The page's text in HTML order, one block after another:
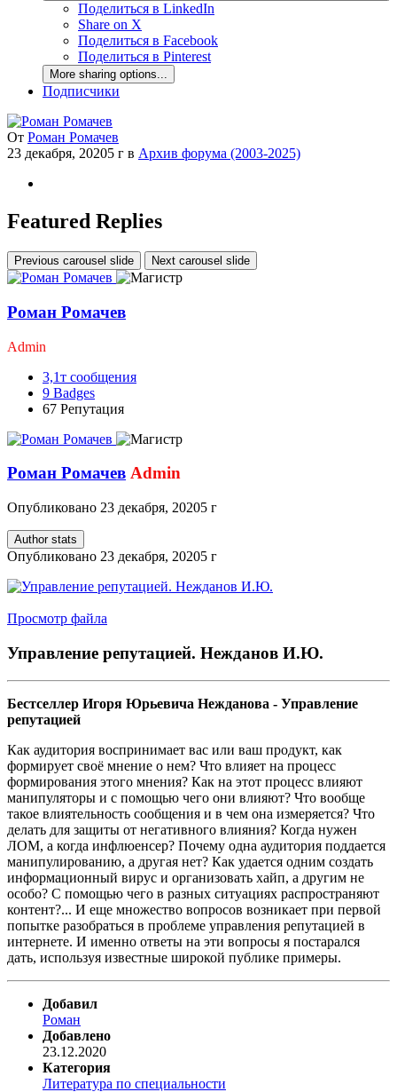
Поделиться в LinkedIn
Share on X
Поделиться в Facebook
Поделиться в Pinterest
More sharing options...
Подписчики
От Роман Ромачев
23 декабря, 20205 г в Архив форума (2003-2025)
Featured Replies
Previous carousel slide Next carousel slide
Роман Ромачев
Admin
3,1т сообщения
9 Badges
67 Репутация
Роман Ромачев Admin
Опубликовано 23 декабря, 20205 г
Author stats
Опубликовано 23 декабря, 20205 г
Просмотр файла
Управление репутацией. Нежданов И.Ю.
Бестселлер Игоря Юрьевича Нежданова - Управление
репутацией
Как аудитория воспринимает вас или ваш продукт, как
формирует своё мнение о нем? Что влияет на процесс
формирования этого мнения? Как на этот процесс влияют
манипуляторы и с помощью чего они влияют? Что вообще
такое влиятельность сообщения и в чем она измеряется? Что
делать для защиты от негативного влияния? Когда нужен
ЛОМ, а когда инфлюенсер? Почему одна аудитория поддается
манипулированию, а другая нет? Как удается одним создать
информационный вирус и организовать хайп, а другим не
особо? С помощью чего в разных ситуациях распространяют
контент?... И еще множество вопросов возникает при первой
попытке разобраться в проблеме управления репутацией в
интернете. И именно ответы на эти вопросы я постарался
дать, используя известные широкой публике примеры.
Добавил
Роман
Добавлено
23.12.2020
Категория
Литература по специальности